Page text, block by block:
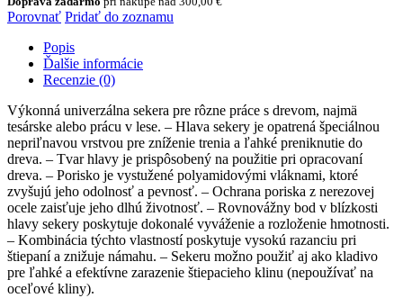
Husqvarna
A2400
Porovnať Pridať do zoznamu
Popis
Ďalšie informácie
Recenzie (0)
Výkonná univerzálna sekera pre rôzne práce s drevom, najmä
tesárske alebo prácu v lese. – Hlava sekery je opatrená špeciálnou
nepriľnavou vrstvou pre zníženie trenia a ľahké preniknutie do
dreva. – Tvar hlavy je prispôsobený na použitie pri opracovaní
dreva. – Porisko je vystužené polyamidovými vláknami, ktoré
zvyšujú jeho odolnosť a pevnosť. – Ochrana poriska z nerezovej
ocele zaisťuje jeho dlhú životnosť. – Rovnovážny bod v blízkosti
hlavy sekery poskytuje dokonalé vyváženie a rozloženie hmotnosti.
– Kombinácia týchto vlastností poskytuje vysokú razanciu pri
štiepaní a znižuje námahu. – Sekeru možno použiť aj ako kladivo
pre ľahké a efektívne zarazenie štiepacieho klinu (nepoužívať na
oceľové kliny).